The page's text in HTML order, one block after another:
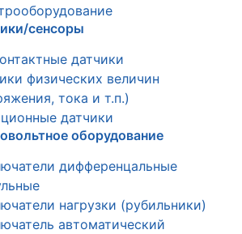
сенсоры
датчики
физических величин
тока и т.п.)
датчики
оборудование
дифференцальные
нагрузки (рубильники)
автоматический